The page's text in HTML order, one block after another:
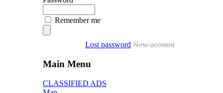
Remember me
Lost password New account
Main Menu
CLASSIFIED ADS